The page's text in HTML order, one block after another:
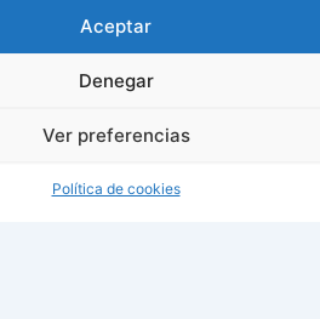
Aceptar
Denegar
Ver preferencias
Política de cookies